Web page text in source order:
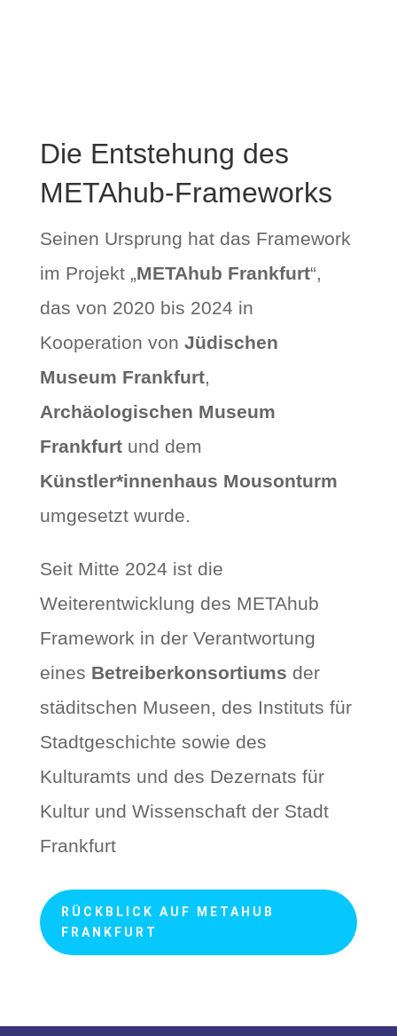
Die Entstehung des
METAhub-Frameworks
Seinen Ursprung hat das Framework
im Projekt „ METAhub Frankfurt“,
das von 2020 bis 2024 in
Kooperation von Jüdischen
Museum Frankfurt,
Archäologischen Museum
Frankfurtund dem
Künstler*innenhaus Mousonturm
umgesetzt wurde.
Seit Mitte 2024 ist die
Weiterentwicklung des METAhub
Framework in der Verantwortung
eines Betreiberkonsortiums der
städitschen Museen, des Instituts für
Stadtgeschichte sowie des
Kulturamts und des Dezernats für
Kultur und Wissenschaft der Stadt
Frankfurt
RÜCKBLICK AUF METAHUB
FRANKFURT